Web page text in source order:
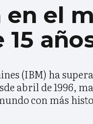
en el
(IBM) ha
abril de 1996,
con más